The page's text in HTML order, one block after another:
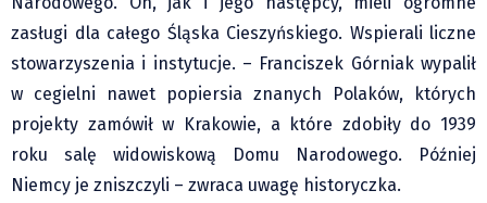
Mrózek i Maćkowiak
PODCAST "GŁOS MAMY"
STREFA PREMIUM
zasługi dla całego Śląska Cieszyńskiego. Wspierali liczne
stowarzyszenia i instytucje. – Franciszek Górniak wypalił
w cegielni nawet popiersia znanych Polaków, których
projekty zamówił w Krakowie, a które zdobiły do 1939
roku salę widowiskową Domu Narodowego. Później
Niemcy je zniszczyli – zwraca uwagę historyczka.